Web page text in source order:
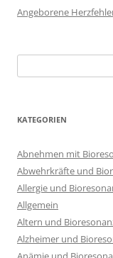
Angeborene
nach:
KATEGORIEN
Abnehmen mit
Abwehrkräfte und
Allergie und
Allgemein
Altern und
Alzheimer und